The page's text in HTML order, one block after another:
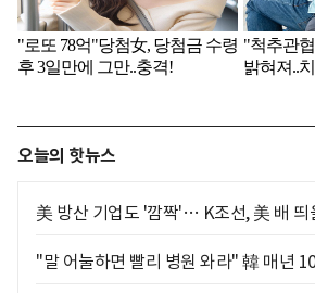
오늘의 핫뉴스
美 방산 기업도 '깜짝'… K조선, 美 배 띄
"말 어눌하면 빨리 병원 와라" 韓 매년